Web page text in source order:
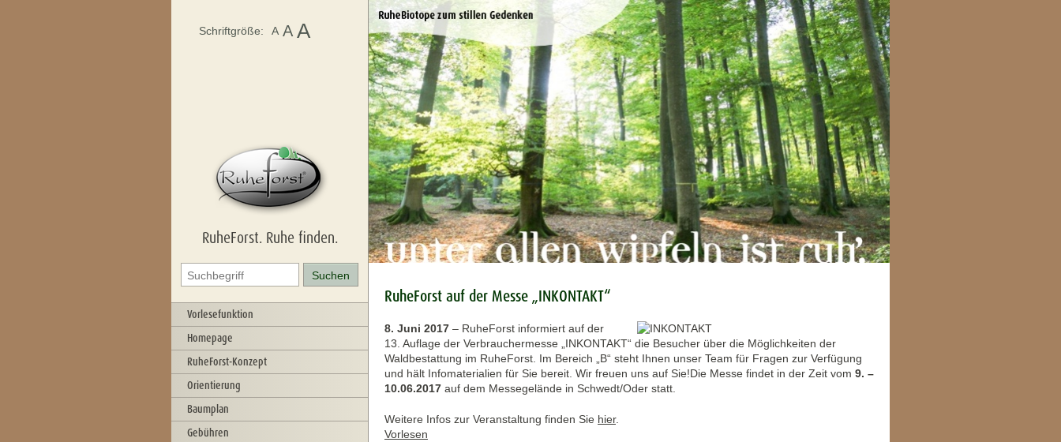
RuheForst. Ruhe finden.
Vorlesefunktion
Homepage
RuheForst-Konzept
Orientierung
Baumplan
Gebühren
Schriftgröße: A A A
RuheForst auf der Messe „INKONTAKT“
8. Juni 2017 – RuheForst informiert auf der
13. Auflage der Verbrauchermesse „INKONTAKT“ die Besucher über die Möglichkeiten der
Waldbestattung im RuheForst. Im Bereich „B“ steht Ihnen unser Team für Fragen zur Verfügung
und hält Infomaterialien für Sie bereit. Wir freuen uns auf Sie!Die Messe findet in der Zeit vom 9. –
10.06.2017 auf dem Messegelände in Schwedt/Oder statt.
Weitere Infos zur Veranstaltung finden Sie hier.
Vorlesen